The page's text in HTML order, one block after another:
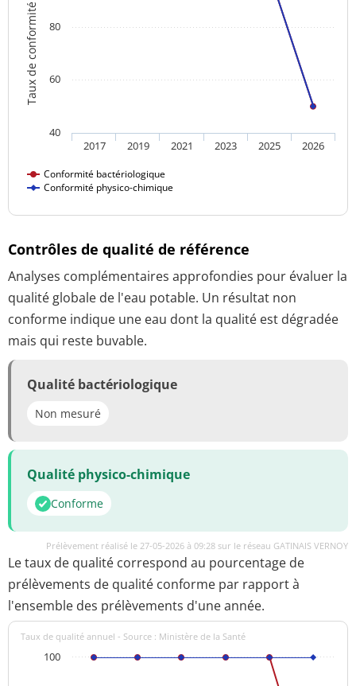
Taux de conformité
Conformité bactériologique
Conformité physico-chimique
2017 2019 2021 2023 2025 2026
40
60
80
Contrôles de qualité de référence
Analyses complémentaires approfondies pour évaluer la
qualité globale de l'eau potable. Un résultat non
conforme indique une eau dont la qualité est dégradée
mais qui reste buvable.
Qualité bactériologique
Non mesuré
Qualité physico-chimique
Conforme
Prélèvement réalisé le 27-05-2026 à 09:28 sur le réseau GATINAIS VERNOY
Le taux de qualité correspond au pourcentage de
prélèvements de qualité conforme par rapport à
l'ensemble des prélèvements d'une année.
Taux de qualité annuel - Source : Ministère de la Santé
100